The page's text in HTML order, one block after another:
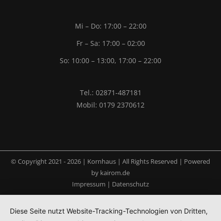
Mi – Do: 17:00 – 22:00
Fr – Sa: 17:00 – 02:00
So: 10:00 – 13:00, 17:00 – 22:00
Tel.: 02871-487181
Mobil: 0179 2370612
© Copyright 2021 -2026 | Kornhaus | All Rights Reserved | Powered
by kairom.de
Impressum | Datenschutz
Diese Seite nutzt Website-Tracking-Technologien von Dritten,